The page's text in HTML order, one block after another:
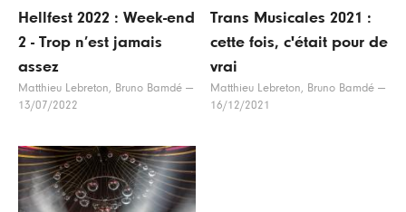
Hellfest 2022 : Week-end
2 - Trop n’est jamais
assez
Matthieu Lebreton, Bruno Bamdé —
13/07/2022
Trans Musicales 2021 :
cette fois, c'était pour de
vrai
Matthieu Lebreton, Bruno Bamdé —
16/12/2021